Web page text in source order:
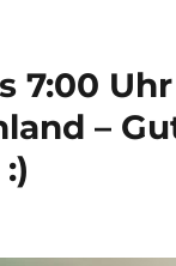
7:00
–